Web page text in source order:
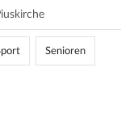
Senioren